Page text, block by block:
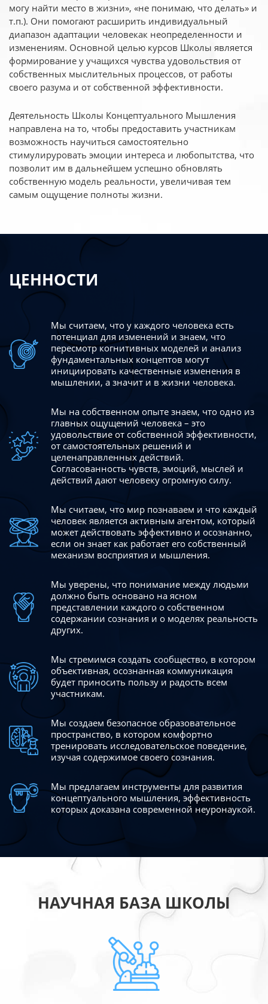
могу найти место в жизни», «не понимаю, что делать» и
т.п.). Они помогают расширить индивидуальный
диапазон адаптации человекак неопределенности и
изменениям. Основной целью курсов Школы является
формирование у учащихся чувства удовольствия от
собственных мыслительных процессов, от работы
своего разума и от собственной эффективности.
Деятельность Школы Концептуального Мышления
направлена на то, чтобы предоставить участникам
возможность научиться самостоятельно
стимулируровать эмоции интереса и любопытства, что
позволит им в дальнейшем успешно обновлять
собственную модель реальности, увеличивая тем
самым ощущение полноты жизни.
ЦЕННОСТИ
Мы считаем, что у каждого человека есть
потенциал для изменений и знаем, что
пересмотр когнитивных моделей и анализ
фундаментальных концептов могут
инициировать качественные изменения в
мышлении, а значит и в жизни человека.
Мы на собственном опыте знаем, что одно из
главных ощущений человека – это
удовольствие от собственной эффективности,
от самостоятельных решений и
целенаправленных действий.
Согласованность чувств, эмоций, мыслей и
действий дают человеку огромную силу.
Мы считаем, что мир познаваем и что каждый
человек является активным агентом, который
может действовать эффективно и осознанно,
если он знает как работает его собственный
механизм восприятия и мышления.
Мы уверены, что понимание между людьми
должно быть основано на ясном
представлении каждого о собственном
содержании сознания и о моделях реальность
других.
Мы стремимся создать сообщество, в котором
объективная, осознанная коммуникация
будет приносить пользу и радость всем
участникам.
Мы создаем безопасное образовательное
пространство, в котором комфортно
тренировать исследовательское поведение,
изучая содержимое своего сознания.
Мы предлагаем инструменты для развития
концептуального мышления, эффективность
которых доказана современной неуронаукой.
НАУЧНАЯ БАЗА ШКОЛЫ